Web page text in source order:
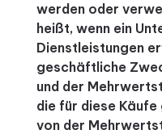
werden oder
heißt, wenn ein
Dienstleistungen
geschäftliche
und der
die für diese
von der